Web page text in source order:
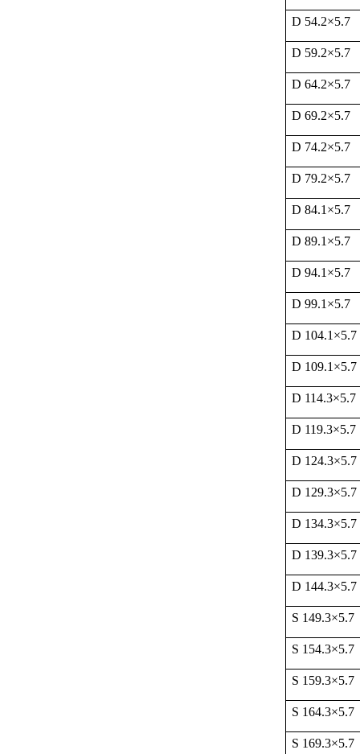
D 54.2×5.7
D 59.2×5.7
D 64.2×5.7
D 69.2×5.7
D 74.2×5.7
D 79.2×5.7
D 84.1 ×5.7
D 89.1 ×5.7
D 94.1 ×5.7
D 99.1 ×5.7
D 104.1 ×5.7
D 109.1 ×5.7
D 114.3×5.7
D 119.3×5.7
D 124.3×5.7
D 129.3×5.7
D 134.3×5.7
D 139.3×5.7
D 144.3×5.7
S 149.3×5.7
S 154.3×5.7
S 159.3×5.7
S 164.3×5.7
S 169.3×5.7